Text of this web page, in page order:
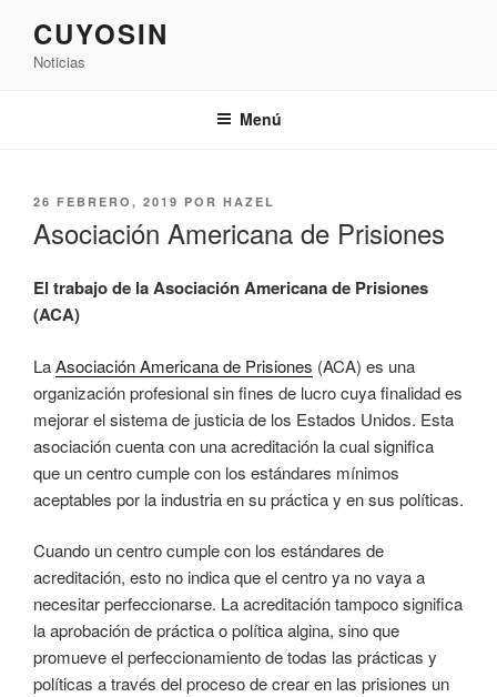
contenido
CUYOSIN
Noticias
Menú
PUBLICADO
26 FEBRERO, 2019 POR HAZEL
Asociación Americana de Prisiones
El trabajo de la Asociación Americana de Prisiones
(ACA)
LaAsociación Americana de Prisiones (ACA) es una
organización profesional sin fines de lucro cuya finalidad es
mejorar el sistema de justicia de los Estados Unidos. Esta
asociación cuenta con una acreditación la cual significa
que un centro cumple con los estándares mínimos
aceptables por la industria en su práctica y en sus políticas.
Cuando un centro cumple con los estándares de
acreditación, esto no indica que el centro ya no vaya a
necesitar perfeccionarse. La acreditación tampoco significa
la aprobación de práctica o política algina, sino que
promueve el perfeccionamiento de todas las prácticas y
políticas a través del proceso de crear en las prisiones un